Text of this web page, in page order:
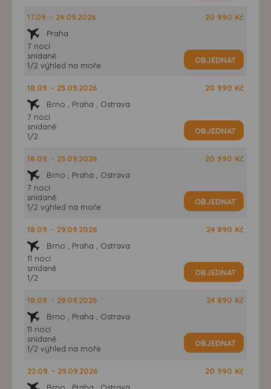
17.09. - 24.09.2026
Praha
7 nocí
snídaně
1/2 výhled na moře
20 990 Kč
OBJEDNAT
18.09. - 25.09.2026
Brno , Praha , Ostrava
7 nocí
snídaně
1/2
20 990 Kč
OBJEDNAT
18.09. - 25.09.2026
Brno , Praha , Ostrava
7 nocí
snídaně
1/2 výhled na moře
20 990 Kč
OBJEDNAT
18.09. - 29.09.2026
Brno , Praha , Ostrava
11 nocí
snídaně
1/2
24 890 Kč
OBJEDNAT
18.09. - 29.09.2026
Brno , Praha , Ostrava
11 nocí
snídaně
1/2 výhled na moře
24 890 Kč
OBJEDNAT
22.09. - 29.09.2026
Brno , Praha , Ostrava
20 990 Kč